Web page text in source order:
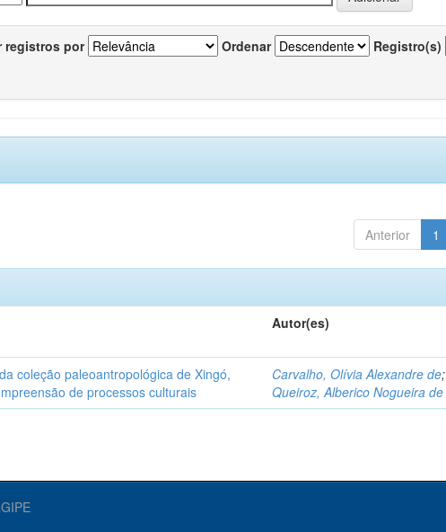
registros por Ordenar Registro(s)
Anterior 1
Autor(es)
coleção paleoantropológica de Xingó,
de processos culturais
Carvalho, Olívia Alexandre de;
Queiroz, Alberico Nogueira de